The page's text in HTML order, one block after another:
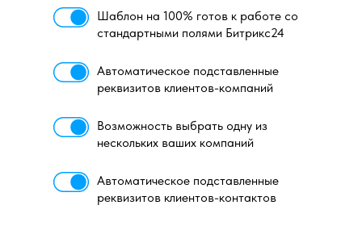
Возможность выбрать одну из
нескольких ваших компаний
Автоматическое подставленные
реквизитов клиентов-контактов
Автоматическое подставленные
реквизитов клиентов-компаний
Шаблон на 100% готов к работе со
стандартными полями Битрикс24